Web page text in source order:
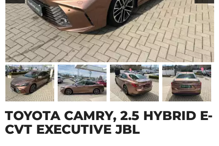
TOYOTA CAMRY, 2.5 HYBRID E-
CVT EXECUTIVE JBL